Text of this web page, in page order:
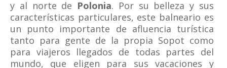
y al norte de Polonia. Por su belleza y sus
características particulares, este balneario es
un punto importante de afluencia turística
tanto para gente de la propia Sopot como
para viajeros llegados de todas partes del
mundo, que eligen para sus vacaciones y